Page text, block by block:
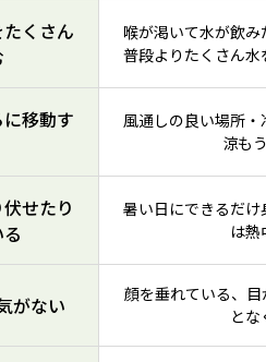
くさん
喉が渇いて水が飲み
普段よりたくさん
移動す
風通しの良い場所
涼も
せたり
暑い日にできるだ
は
がない
顔を垂れている、
と